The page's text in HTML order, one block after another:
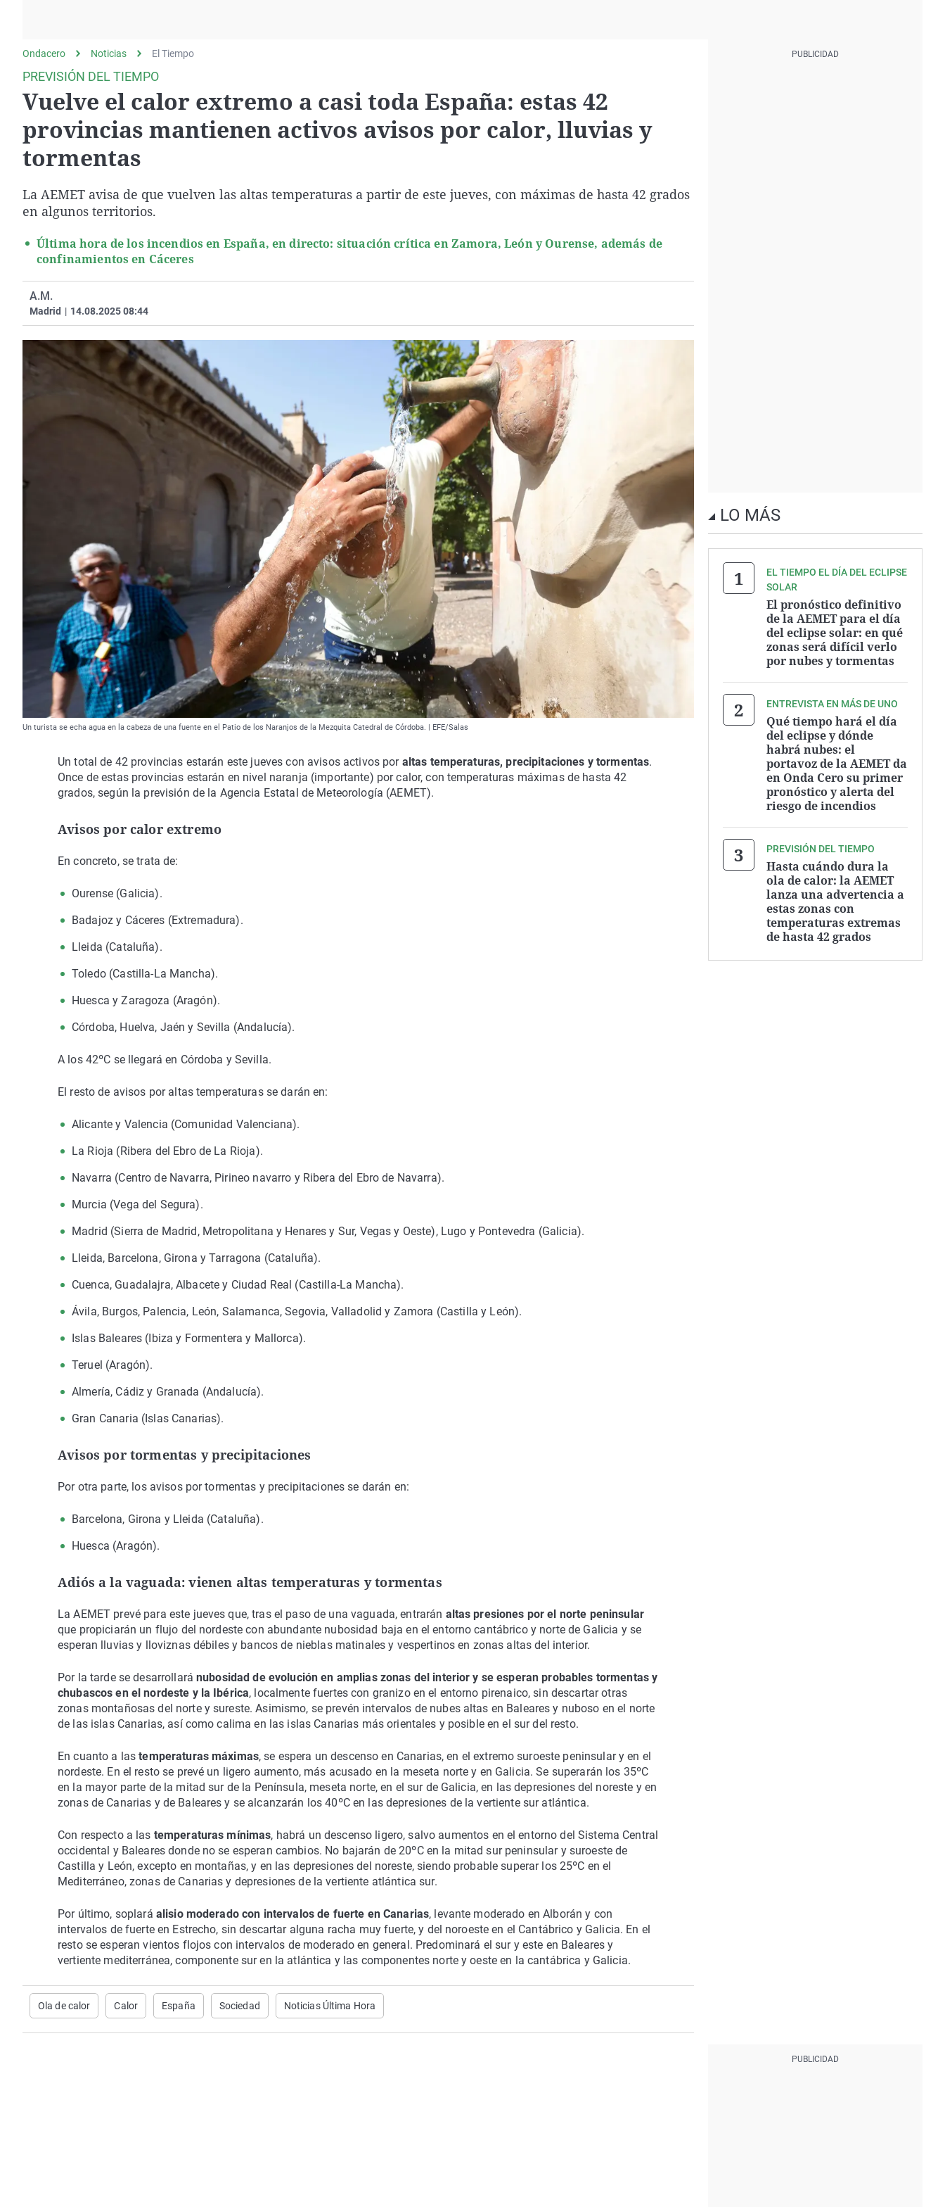
Como el perro y elEquipo de investigación
País Vasco
Ondacero Noticias El Tiempo
PREVISIÓN DEL TIEMPO
Vuelve el calor extremo a casi toda España: estas 42
provincias mantienen activos avisos por calor, lluvias y
tormentas
La AEMET avisa de que vuelven las altas temperaturas a partir de este jueves, con máximas de hasta 42 grados
en algunos territorios.
Última hora de los incendios en España, en directo: situación crítica en Zamora, León y Ourense, además de
confinamientos en Cáceres
A.M.
Madrid | 14.08.2025 08:44
Un turista se echa agua en la cabeza de una fuente en el Patio de los Naranjos de la Mezquita Catedral de Córdoba. | EFE/Salas
Un total de 42 provincias estarán este jueves con avisos activos por altas temperaturas, precipitaciones y tormentas.
Once de estas provincias estarán en nivel naranja (importante) por calor, con temperaturas máximas de hasta 42
grados, según la previsión de la Agencia Estatal de Meteorología (AEMET).
Avisos por calor extremo
En concreto, se trata de:
Ourense (Galicia).
Badajoz y Cáceres (Extremadura).
Lleida (Cataluña).
Toledo (Castilla-La Mancha).
Huesca y Zaragoza (Aragón).
Córdoba, Huelva, Jaén y Sevilla (Andalucía).
A los 42ºC se llegará en Córdoba y Sevilla.
El resto de avisos por altas temperaturas se darán en:
Alicante y Valencia (Comunidad Valenciana).
La Rioja (Ribera del Ebro de La Rioja).
Navarra (Centro de Navarra, Pirineo navarro y Ribera del Ebro de Navarra).
Murcia (Vega del Segura).
Madrid (Sierra de Madrid, Metropolitana y Henares y Sur, Vegas y Oeste), Lugo y Pontevedra (Galicia).
Lleida, Barcelona, Girona y Tarragona (Cataluña).
Cuenca, Guadalajra, Albacete y Ciudad Real (Castilla-La Mancha).
Ávila, Burgos, Palencia, León, Salamanca, Segovia, Valladolid y Zamora (Castilla y León).
Islas Baleares (Ibiza y Formentera y Mallorca).
Teruel (Aragón).
Almería, Cádiz y Granada (Andalucía).
Gran Canaria (Islas Canarias).
Avisos por tormentas y precipitaciones
Por otra parte, los avisos por tormentas y precipitaciones se darán en:
Barcelona, Girona y Lleida (Cataluña).
Huesca (Aragón).
Adiós a la vaguada: vienen altas temperaturas y tormentas
La AEMET prevé para este jueves que, tras el paso de una vaguada, entrarán altas presiones por el norte peninsular
que propiciarán un flujo del nordeste con abundante nubosidad baja en el entorno cantábrico y norte de Galicia y se
esperan lluvias y lloviznas débiles y bancos de nieblas matinales y vespertinos en zonas altas del interior.
Por la tarde se desarrollaránubosidad de evolución en amplias zonas del interior y se esperan probables tormentas y
chubascos en el nordeste y la Ibérica, localmente fuertes con granizo en el entorno pirenaico, sin descartar otras
zonas montañosas del norte y sureste. Asimismo, se prevén intervalos de nubes altas en Baleares y nuboso en el norte
de las islas Canarias, así como calima en las islas Canarias más orientales y posible en el sur del resto.
En cuanto a lastemperaturas máximas, se espera un descenso en Canarias, en el extremo suroeste peninsular y en el
nordeste. En el resto se prevé un ligero aumento, más acusado en la meseta norte y en Galicia. Se superarán los 35ºC
en la mayor parte de la mitad sur de la Península, meseta norte, en el sur de Galicia, en las depresiones del noreste y en
zonas de Canarias y de Baleares y se alcanzarán los 40ºC en las depresiones de la vertiente sur atlántica.
Con respecto a las temperaturas mínimas, habrá un descenso ligero, salvo aumentos en el entorno del Sistema Central
occidental y Baleares donde no se esperan cambios. No bajarán de 20ºC en la mitad sur peninsular y suroeste de
Castilla y León, excepto en montañas, y en las depresiones del noreste, siendo probable superar los 25ºC en el
Mediterráneo, zonas de Canarias y depresiones de la vertiente atlántica sur.
Por último, soplará alisio moderado con intervalos de fuerte en Canarias, levante moderado en Alborán y con
intervalos de fuerte en Estrecho, sin descartar alguna racha muy fuerte, y del noroeste en el Cantábrico y Galicia. En el
resto se esperan vientos flojos con intervalos de moderado en general. Predominará el sur y este en Baleares y
vertiente mediterránea, componente sur en la atlántica y las componentes norte y oeste en la cantábrica y Galicia.
Ola de calor Calor España Sociedad Noticias Última Hora
LO MÁS
EL TIEMPO EL DÍA DEL ECLIPSE
SOLAR
El pronóstico definitivo
de la AEMET para el día
del eclipse solar: en qué
zonas será difícil verlo
por nubes y tormentas
ENTREVISTA EN MÁS DE UNO
Qué tiempo hará el día
del eclipse y dónde
habrá nubes: el
portavoz de la AEMET da
en Onda Cero su primer
pronóstico y alerta del
riesgo de incendios
PREVISIÓN DEL TIEMPO
Hasta cuándo dura la
ola de calor: la AEMET
lanza una advertencia a
estas zonas con
temperaturas extremas
de hasta 42 grados